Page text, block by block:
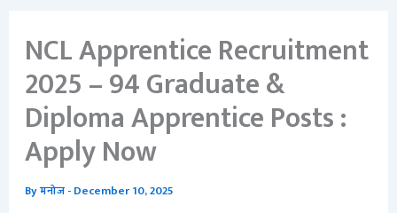
NCL Apprentice Recruitment
2025 – 94 Graduate &
Diploma Apprentice Posts :
Apply Now
Byमनोज-December 10, 2025